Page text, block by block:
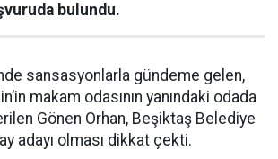
bulundu.
sansasyonlarla gündeme gelen,
makam odasının yanındaki odada
Gönen Orhan, Beşiktaş Belediye
adayı olması dikkat çekti.